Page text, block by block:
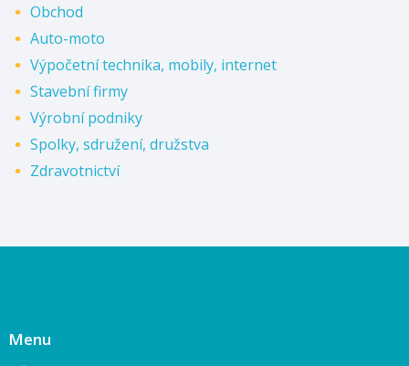
Obchod
Auto-moto
Výpočetní technika, mobily, internet
Stavební firmy
Výrobní podniky
Spolky, sdružení, družstva
Zdravotnictví
Menu